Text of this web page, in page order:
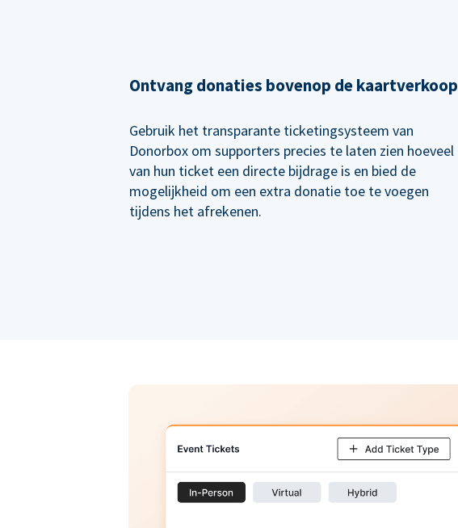
Ontvang donaties bovenop de kaartverkoop
Gebruik het transparante ticketingsysteem van
Donorbox om supporters precies te laten zien hoeveel
van hun ticket een directe bijdrage is en bied de
mogelijkheid om een extra donatie toe te voegen
tijdens het afrekenen.